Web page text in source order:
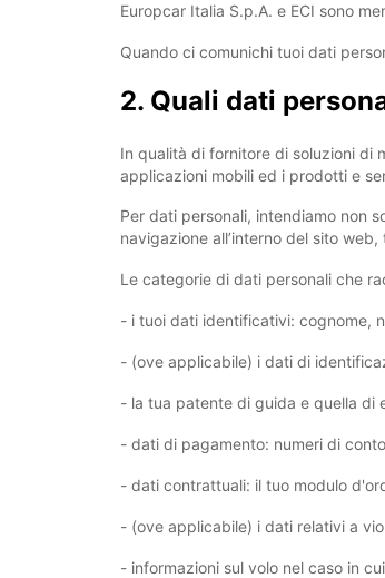
Europcar Italia S.p.A. e ECI sono
Quando ci comunichi tuoi dati
2. Quali dati
In qualità di fornitore di soluzioni di
applicazioni mobili ed i prodotti e
Per dati personali, intendiamo non
navigazione all’interno del sito
Le categorie di dati personali che
- i tuoi dati identificativi: cognome,
- (ove applicabile) i dati di
- la tua patente di guida e quella di
- dati di pagamento: numeri di
- dati contrattuali: il tuo modulo
- (ove applicabile) i dati relativi a
- informazioni sul volo nel caso in